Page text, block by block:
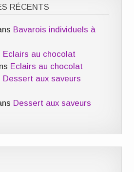
RÉCENTS
Bavarois individuels à
Eclairs au chocolat
Eclairs au chocolat
Dessert aux saveurs
Dessert aux saveurs